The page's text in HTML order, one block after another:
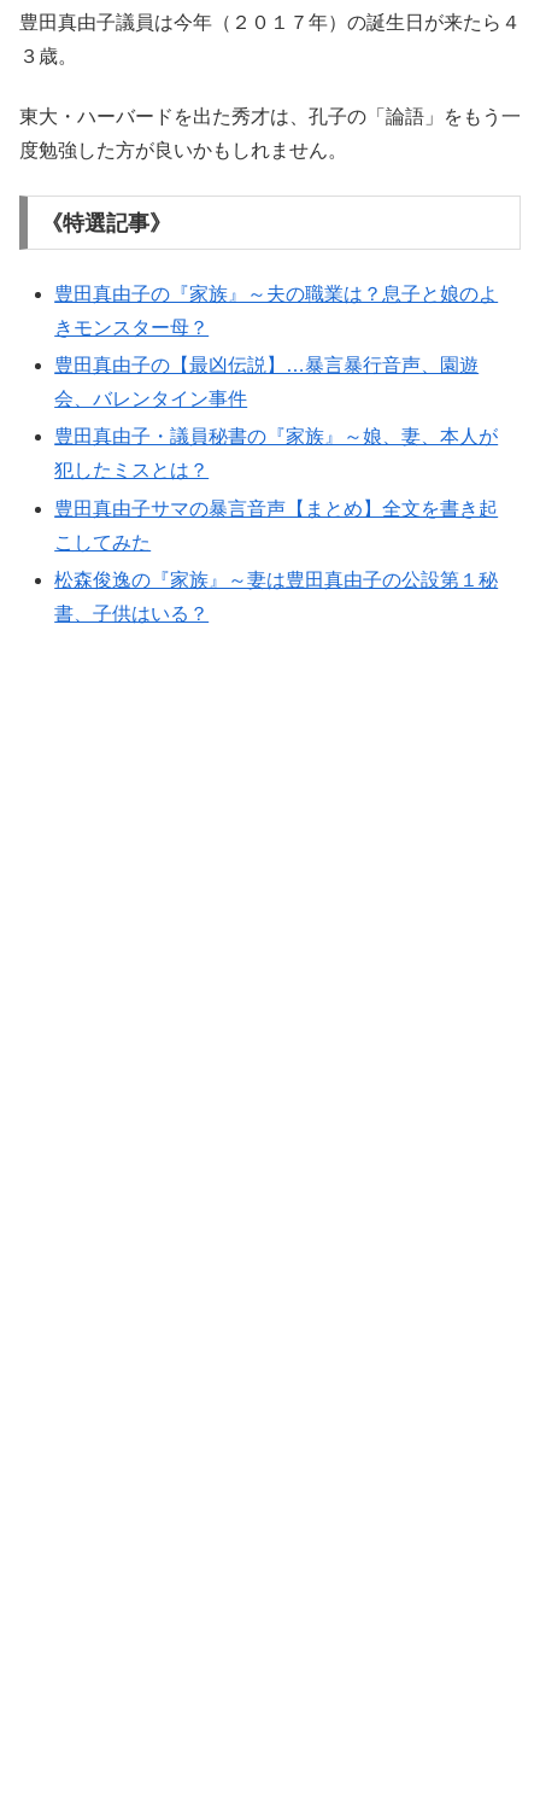
豊田真由子議員は今年（２０１７年）の誕生日が来たら４
３歳。
東大・ハーバードを出た秀才は、孔子の「論語」をもう一
度勉強した方が良いかもしれません。
《特選記事》
豊田真由子の『家族』～夫の職業は？息子と娘のよ
きモンスター母？
豊田真由子の【最凶伝説】…暴言暴行音声、園遊
会、バレンタイン事件
豊田真由子・議員秘書の『家族』～娘、妻、本人が
犯したミスとは？
豊田真由子サマの暴言音声【まとめ】全文を書き起
こしてみた
松森俊逸の『家族』～妻は豊田真由子の公設第１秘
書、子供はいる？